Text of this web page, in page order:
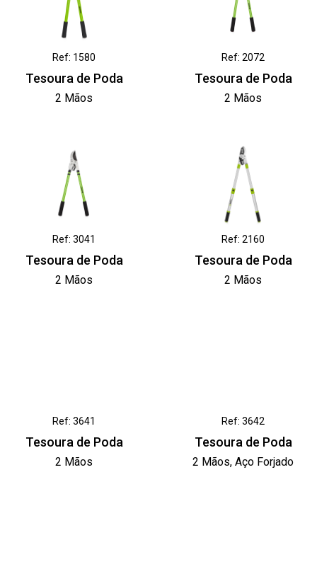
Ref: 1580
Tesoura de Poda
2 Mãos
Ref: 2072
Tesoura de Poda
2 Mãos
Ref: 3041
Tesoura de Poda
2 Mãos
Ref: 2160
Tesoura de Poda
2 Mãos
Ref: 3641
Tesoura de Poda
2 Mãos
Ref: 3642
Tesoura de Poda
2 Mãos, Aço Forjado